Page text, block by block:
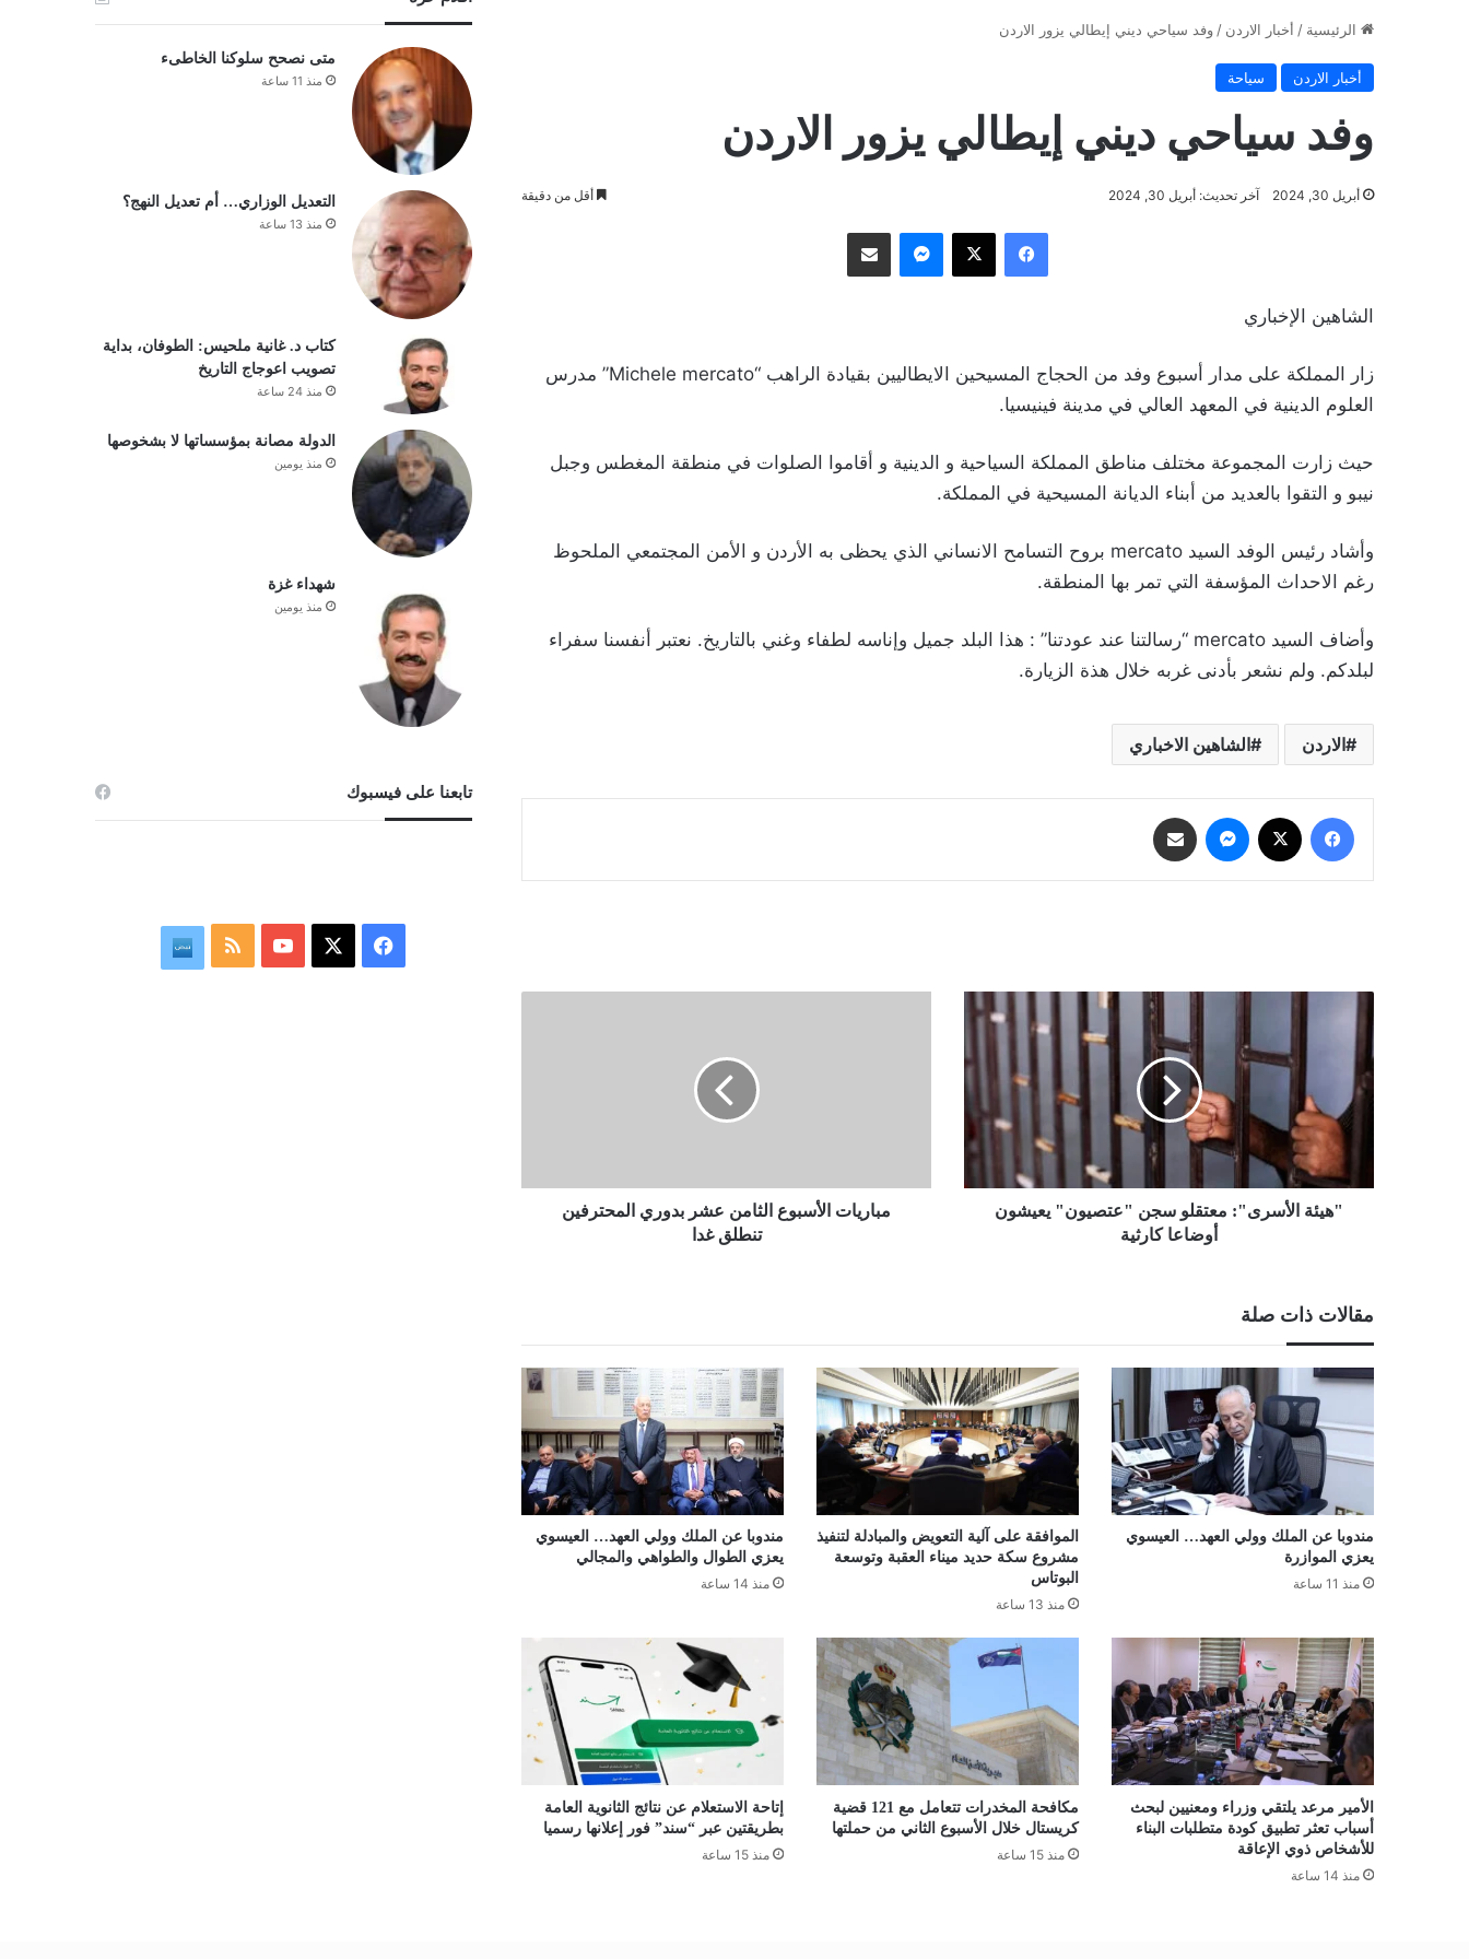
الرئيسية / أخبار الاردن / وفد سياحي ديني إيطالي يزور الاردن
أخبار الاردن سياحة
وفد سياحي ديني إيطالي يزور الاردن
أبريل 30, 2024 آخر تحديث: أبريل 30, 2024 أقل من دقيقة
فيسبوك ‫X ماسنجر مشاركة عبر البريد
الشاهين الإخباري
زار المملكة على مدار أسبوع وفد من الحجاج المسيحين الايطاليين بقيادة الراهب “Michele mercato” مدرس
العلوم الدينية في المعهد العالي في مدينة فينيسيا.
حيث زارت المجموعة مختلف مناطق المملكة السياحية و الدينية و أقاموا الصلوات في منطقة المغطس وجبل
نيبو و التقوا بالعديد من أبناء الديانة المسيحية في المملكة.
وأشاد رئيس الوفد السيد mercato بروح التسامح الانساني الذي يحظى به الأردن و الأمن المجتمعي الملحوظ
رغم الاحداث المؤسفة التي تمر بها المنطقة.
وأضاف السيد mercato “رسالتنا عند عودتنا” : هذا البلد جميل وإناسه لطفاء وغني بالتاريخ. نعتبر أنفسنا سفراء
لبلدكم. ولم نشعر بأدنى غربه خلال هذة الزيارة.
الاردن الشاهين الاخباري
فيسبوك ماسنجر
الأسرى":
معتقلو
سجن
"عتصيون"
يعيشون
أوضاعا
"هيئة الأسرى": معتقلو سجن "عتصيون" يعيشون
أوضاعا كارثية
مباريات الأسبوع الثامن عشر بدوري المحترفين
تنطلق غدا
مقالات ذات صلة
مندوبا عن الملك وولي العهد… العيسوي
يعزي الموازرة
منذ 11 ساعة
الموافقة على آلية التعويض والمبادلة لتنفيذ
مشروع سكة حديد ميناء العقبة وتوسعة
البوتاس
منذ 13 ساعة
مندوبا عن الملك وولي العهد… العيسوي
يعزي الطوال والطواهي والمجالي
منذ 14 ساعة
الأمير مرعد يلتقي وزراء ومعنيين لبحث
أسباب تعثر تطبيق كودة متطلبات البناء
للأشخاص ذوي الإعاقة
منذ 14 ساعة
مكافحة المخدرات تتعامل مع 121 قضية
كريستال خلال الأسبوع الثاني من حملتها
منذ 15 ساعة
إتاحة الاستعلام عن نتائج الثانوية العامة
بطريقتين عبر “سند” فور إعلانها رسميا
منذ 15 ساعة
متى نصحح سلوكنا الخاطىء
منذ 11 ساعة
التعديل الوزاري… أم تعديل النهج؟
منذ 13 ساعة
كتاب د. غانية ملحيس: الطوفان، بداية
تصويب اعوجاج التاريخ
منذ 24 ساعة
الدولة مصانة بمؤسساتها لا بشخوصها
منذ يومين
شهداء غزة
منذ يومين
تابعنا على فيسبوك
فيسبوك
‫X
‫YouTubeملخص